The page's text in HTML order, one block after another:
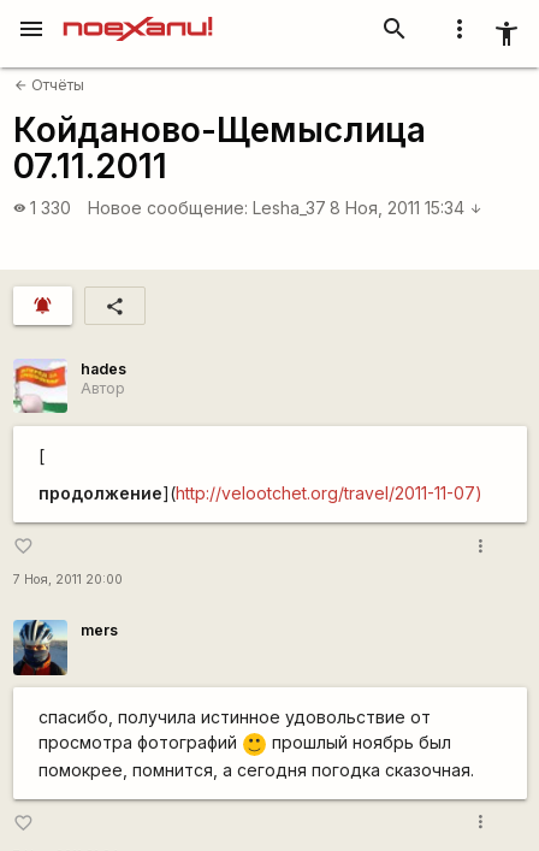
more_vert accessibility_new
search
menu
arrow_back Отчёты
Койданово-Щемыслица
07.11.2011
visibility 1 330 Новое сообщение: Lesha_37 8 Ноя, 2011 15:34 arrow_downward
notifications_active share
hades
Автор
[
продолжение](http://velootchet.org/travel/2011-11-07)
favorite_border
7 Ноя, 2011 20:00
more_vert
mers
спасибо, получила истинное удовольствие от
просмотра фотографий
:)
прошлый ноябрь был
помокрее, помнится, а сегодня погодка сказочная.
favorite_border more_vert